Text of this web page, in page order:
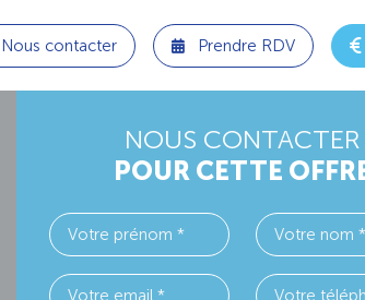
Nous contacter Prendre RDV
NOUS CONTACTER
POUR CETTE